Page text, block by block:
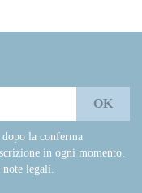
la conferma
in ogni momento.
legali.